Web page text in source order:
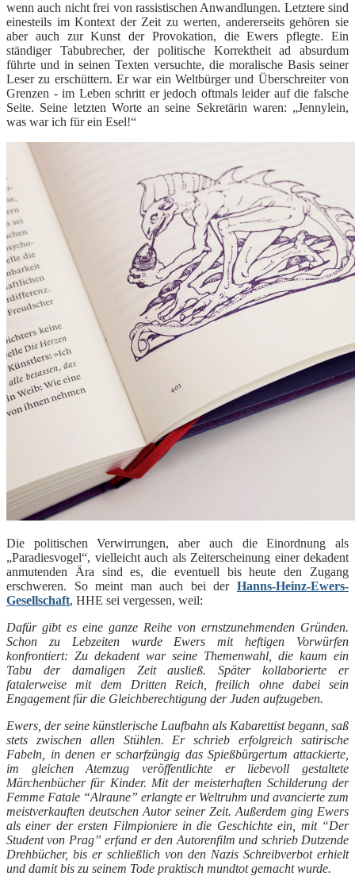
wenn auch nicht frei von rassistischen Anwandlungen. Letztere sind
einesteils im Kontext der Zeit zu werten, andererseits gehören sie
aber auch zur Kunst der Provokation, die Ewers pflegte. Ein
ständiger Tabubrecher, der politische Korrektheit ad absurdum
führte und in seinen Texten versuchte, die moralische Basis seiner
Leser zu erschüttern. Er war ein Weltbürger und Überschreiter von
Grenzen - im Leben schritt er jedoch oftmals leider auf die falsche
Seite. Seine letzten Worte an seine Sekretärin waren: „Jennylein,
was war ich für ein Esel!“
Die politischen Verwirrungen, aber auch die Einordnung als
„Paradiesvogel“, vielleicht auch als Zeiterscheinung einer dekadent
anmutenden Ära sind es, die eventuell bis heute den Zugang
erschweren. So meint man auch bei der Hanns-Heinz-Ewers-
Gesellschaft, HHE sei vergessen, weil:
Dafür gibt es eine ganze Reihe von ernstzunehmenden Gründen.
Schon zu Lebzeiten wurde Ewers mit heftigen Vorwürfen
konfrontiert: Zu dekadent war seine Themenwahl, die kaum ein
Tabu der damaligen Zeit ausließ. Später kollaborierte er
fatalerweise mit dem Dritten Reich, freilich ohne dabei sein
Engagement für die Gleichberechtigung der Juden aufzugeben.
Ewers, der seine künstlerische Laufbahn als Kabarettist begann, saß
stets zwischen allen Stühlen. Er schrieb erfolgreich satirische
Fabeln, in denen er scharfzüngig das Spießbürgertum attackierte,
im gleichen Atemzug veröffentlichte er liebevoll gestaltete
Märchenbücher für Kinder. Mit der meisterhaften Schilderung der
Femme Fatale “Alraune” erlangte er Weltruhm und avancierte zum
meistverkauften deutschen Autor seiner Zeit. Außerdem ging Ewers
als einer der ersten Filmpioniere in die Geschichte ein, mit “Der
Student von Prag” erfand er den Autorenfilm und schrieb Dutzende
Drehbücher, bis er schließlich von den Nazis Schreibverbot erhielt
und damit bis zu seinem Tode praktisch mundtot gemacht wurde.